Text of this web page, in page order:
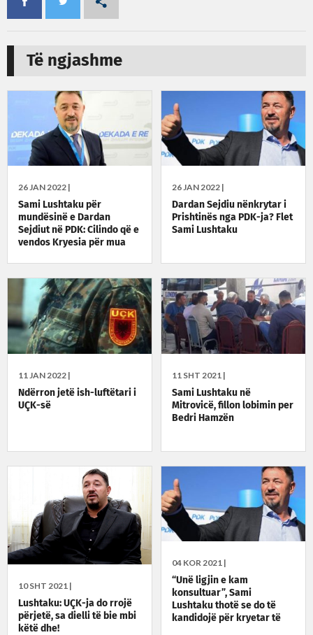
Të ngjashme
26 JAN 2022 |
Sami Lushtaku për
mundësinë e Dardan
Sejdiut në PDK: Cilindo që e
vendos Kryesia për mua
26 JAN 2022 |
Dardan Sejdiu nënkrytar i
Prishtinës nga PDK-ja? Flet
Sami Lushtaku
11 JAN 2022 |
Ndërron jetë ish-luftëtari i
UÇK-së
11 SHT 2021 |
Sami Lushtaku në
Mitrovicë, fillon lobimin per
Bedri Hamzën
10 SHT 2021 |
Lushtaku: UÇK-ja do rrojë
përjetë, sa dielli të bie mbi
këtë dhe!
04 KOR 2021 |
“Unë ligjin e kam
konsultuar”, Sami
Lushtaku thotë se do të
kandidojë për kryetar të